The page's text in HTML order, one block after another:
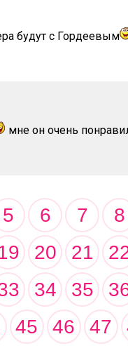
будут с Гордеевым
мне он очень
5 6 7 8
20 21
34 35
45 46 47